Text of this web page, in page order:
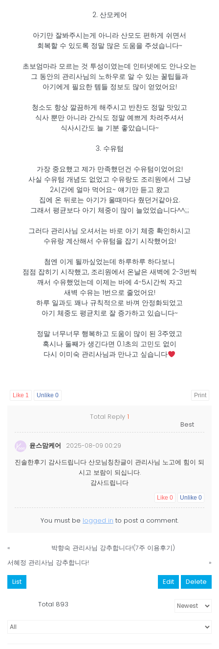
2. 산모케어
아기만 잘봐주시는게 아니라 산모도 편하게 쉬면서
회복할 수 있도록 정말 많은 도움을 주셨습니다~
초보엄마라 모르는 것 투성이였는데 인터넷에도 안나오는
그 동안의 관리사님의 노하우로 알 수 있는 꿀팁들과
아기에게 필요한 템들 정보도 많이 얻었어요!
청소도 항상 깔끔하게 해주시고 반찬도 정말 맛있고
식사 뿐만 아니라 간식도 정말 예쁘게 차려주셔서
식사시간도 늘 기분 좋았습니다~
3. 수유텀
가장 중요했고 제가 만족했던건 수유텀이었어요!
사실 수유텀 개념도 없었고 수유랑도 조리원에서 그냥
2시간에 얼마 먹어요~ 얘기만 듣고 왔고
집에 온 뒤로는 아기가 울때마다 줬던거같아요.
그래서 평균보다 아기 체중이 많이 늘었었습니다^^;;;
그러다 관리사님 오셔서는 바로 아기 체중 확인하시고
수유랑 계산해서 수유텀을 잡기 시작했어요!
첨엔 이게 될까싶었는데 하루하루 하다보니
점점 잡히기 시작했고, 조리원에서 온날은 새벽에 2-3번씩
깨서 수유했었는데 이제는 바에 4-5시간씩 자고
새벽 수유는 1번으로 줄었어요!
하루 일과도 꽤나 규칙적으로 바껴 안정화되었고
아기 체중도 평균치로 잘 증가하고 있습니다~
정말 너무너무 행복하고 도움이 많이 된 3주였고
혹시나 둘째가 생긴다면 0.1초의 고민도 없이
다시 이미숙 관리사님과 만나고 싶습니다
Like 1 Unlike 0 Print
Total Reply 1
윤스맘케어 2025-08-09 00:29
진솔한후기 감사드립니다 산모님칭찬글이 관리사님 노고에 힘이 되
시고 보람이 되십니다.
감사드립니다
Like 0 Unlike 0
You must be logged in to post a comment.
«
박향숙 관리사님 강추합니다!(7주 이용후기)
서혜정 관리사님 강추합니다!
»
List Edit Delete
Total 893